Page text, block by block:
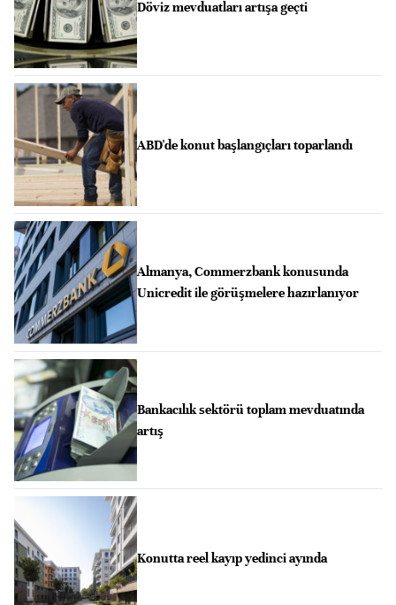
Döviz mevduatları artışa geçti
ABD'de konut başlangıçları toparlandı
Almanya, Commerzbank konusunda
Unicredit ile görüşmelere hazırlanıyor
Bankacılık sektörü toplam mevduatında
artış
Konutta reel kayıp yedinci ayında